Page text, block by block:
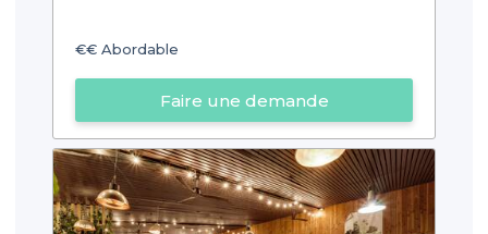
€€ Abordable
Faire une demande